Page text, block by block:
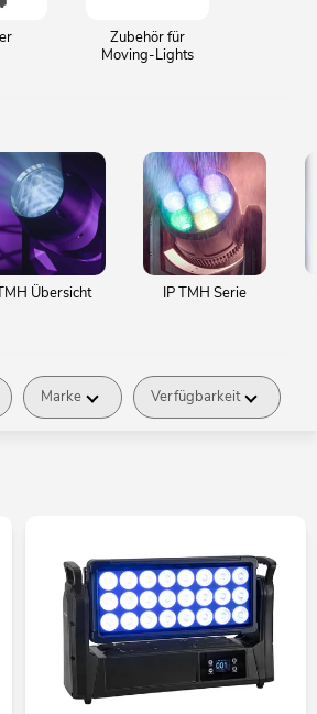
Zubehör für
Moving-Lights
Übersicht IP TMH Serie
Marke Verfügbarkeit